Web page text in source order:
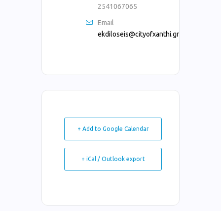
2541067065
Email
ekdiloseis@cityofxanthi.gr
+ Add to Google Calendar
+ iCal / Outlook export